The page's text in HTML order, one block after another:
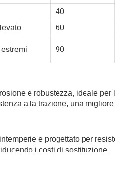
40
60
90
e robustezza, ideale
alla trazione, una
e progettato per
i costi di sostituzione.